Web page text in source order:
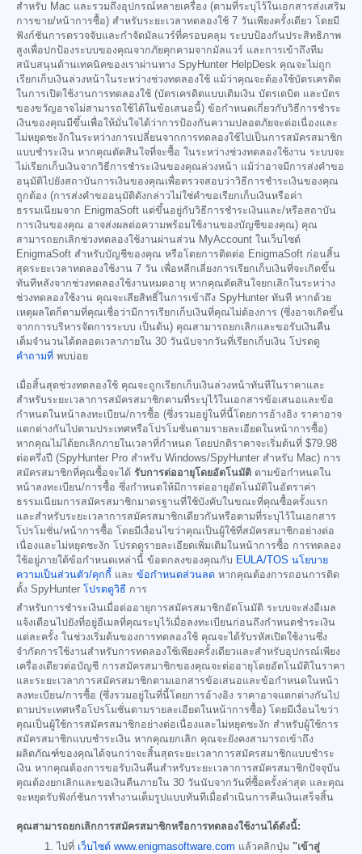
สำหรับ Mac และรวมถึงอุปกรณ์หลายเครื่อง (ตามที่ระบุไว้ในเอกสารส่งเสริม
การขาย/หน้าการซื้อ) สำหรับระยะเวลาทดลองใช้ 7 วันเพียงครั้งเดียว โดยมี
ฟังก์ชันการตรวจจับและกำจัดมัลแวร์ที่ครอบคลุม ระบบป้องกันประสิทธิภาพ
สูงเพื่อปกป้องระบบของคุณจากภัยคุกคามจากมัลแวร์ และการเข้าถึงทีม
สนับสนุนด้านเทคนิคของเราผ่านทาง SpyHunter HelpDesk คุณจะไม่ถูก
เรียกเก็บเงินล่วงหน้าในระหว่างช่วงทดลองใช้ แม้ว่าคุณจะต้องใช้บัตรเครดิต
ในการเปิดใช้งานการทดลองใช้ (บัตรเครดิตแบบเติมเงิน บัตรเดบิต และบัตร
ของขวัญอาจไม่สามารถใช้ได้ในข้อเสนอนี้) ข้อกำหนดเกี่ยวกับวิธีการชำระ
เงินของคุณมีขึ้นเพื่อให้มั่นใจได้ว่าการป้องกันความปลอดภัยจะต่อเนื่องและ
ไม่หยุดชะงักในระหว่างการเปลี่ยนจากการทดลองใช้ไปเป็นการสมัครสมาชิก
แบบชำระเงิน หากคุณตัดสินใจที่จะซื้อ ในระหว่างช่วงทดลองใช้งาน ระบบจะ
ไม่เรียกเก็บเงินจากวิธีการชำระเงินของคุณล่วงหน้า แม้ว่าอาจมีการส่งคำขอ
อนุมัติไปยังสถาบันการเงินของคุณเพื่อตรวจสอบว่าวิธีการชำระเงินของคุณ
ถูกต้อง (การส่งคำขออนุมัติดังกล่าวไม่ใช่คำขอเรียกเก็บเงินหรือค่า
ธรรมเนียมจาก EnigmaSoft แต่ขึ้นอยู่กับวิธีการชำระเงินและ/หรือสถาบัน
การเงินของคุณ อาจส่งผลต่อความพร้อมใช้งานของบัญชีของคุณ) คุณ
สามารถยกเลิกช่วงทดลองใช้งานผ่านส่วน MyAccount ในเว็บไซต์
EnigmaSoft สำหรับบัญชีของคุณ หรือโดยการติดต่อ EnigmaSoft ก่อนสิ้น
สุดระยะเวลาทดลองใช้งาน 7 วัน เพื่อหลีกเลี่ยงการเรียกเก็บเงินที่จะเกิดขึ้น
ทันทีหลังจากช่วงทดลองใช้งานหมดอายุ หากคุณตัดสินใจยกเลิกในระหว่าง
ช่วงทดลองใช้งาน คุณจะเสียสิทธิ์ในการเข้าถึง SpyHunter ทันที หากด้วย
เหตุผลใดก็ตามที่คุณเชื่อว่ามีการเรียกเก็บเงินที่คุณไม่ต้องการ (ซึ่งอาจเกิดขึ้น
จากการบริหารจัดการระบบ เป็นต้น) คุณสามารถยกเลิกและขอรับเงินคืน
เต็มจำนวนได้ตลอดเวลาภายใน 30 วันนับจากวันที่เรียกเก็บเงิน โปรดดู
คำถามที่ พบบ่อย
เมื่อสิ้นสุดช่วงทดลองใช้ คุณจะถูกเรียกเก็บเงินล่วงหน้าทันทีในราคาและ
สำหรับระยะเวลาการสมัครสมาชิกตามที่ระบุไว้ในเอกสารข้อเสนอและข้อ
กำหนดในหน้าลงทะเบียน/การซื้อ (ซึ่งรวมอยู่ในที่นี้โดยการอ้างอิง ราคาอาจ
แตกต่างกันไปตามประเทศหรือโปรโมชั่นตามรายละเอียดในหน้าการซื้อ)
หากคุณไม่ได้ยกเลิกภายในเวลาที่กำหนด โดยปกติราคาจะเริ่มต้นที่ $79.98
ต่อครึ่งปี (SpyHunter Pro สำหรับ Windows/SpyHunter สำหรับ Mac) การ
สมัครสมาชิกที่คุณซื้อจะได้ รับการต่ออายุโดยอัตโนมัติ ตามข้อกำหนดใน
หน้าลงทะเบียน/การซื้อ ซึ่งกำหนดให้มีการต่ออายุอัตโนมัติในอัตราค่า
ธรรมเนียมการสมัครสมาชิกมาตรฐานที่ใช้บังคับในขณะที่คุณซื้อครั้งแรก
และสำหรับระยะเวลาการสมัครสมาชิกเดียวกันหรือตามที่ระบุไว้ในเอกสาร
โปรโมชั่น/หน้าการซื้อ โดยมีเงื่อนไขว่าคุณเป็นผู้ใช้ที่สมัครสมาชิกอย่างต่อ
เนื่องและไม่หยุดชะงัก โปรดดูรายละเอียดเพิ่มเติมในหน้าการซื้อ การทดลอง
ใช้อยู่ภายใต้ข้อกำหนดเหล่านี้ ข้อตกลงของคุณกับ EULA/TOS นโยบาย
ความเป็นส่วนตัว/คุกกี้ และ ข้อกำหนดส่วนลด หากคุณต้องการถอนการติด
ตั้ง SpyHunter โปรดดูวิธี การ
สำหรับการชำระเงินเมื่อต่ออายุการสมัครสมาชิกอัตโนมัติ ระบบจะส่งอีเมล
แจ้งเตือนไปยังที่อยู่อีเมลที่คุณระบุไว้เมื่อลงทะเบียนก่อนถึงกำหนดชำระเงิน
แต่ละครั้ง ในช่วงเริ่มต้นของการทดลองใช้ คุณจะได้รับรหัสเปิดใช้งานซึ่ง
จำกัดการใช้งานสำหรับการทดลองใช้เพียงครั้งเดียวและสำหรับอุปกรณ์เพียง
เครื่องเดียวต่อบัญชี การสมัครสมาชิกของคุณจะต่ออายุโดยอัตโนมัติในราคา
และระยะเวลาการสมัครสมาชิกตามเอกสารข้อเสนอและข้อกำหนดในหน้า
ลงทะเบียน/การซื้อ (ซึ่งรวมอยู่ในที่นี้โดยการอ้างอิง ราคาอาจแตกต่างกันไป
ตามประเทศหรือโปรโมชั่นตามรายละเอียดในหน้าการซื้อ) โดยมีเงื่อนไขว่า
คุณเป็นผู้ใช้การสมัครสมาชิกอย่างต่อเนื่องและไม่หยุดชะงัก สำหรับผู้ใช้การ
สมัครสมาชิกแบบชำระเงิน หากคุณยกเลิก คุณจะยังคงสามารถเข้าถึง
ผลิตภัณฑ์ของคุณได้จนกว่าจะสิ้นสุดระยะเวลาการสมัครสมาชิกแบบชำระ
เงิน หากคุณต้องการขอรับเงินคืนสำหรับระยะเวลาการสมัครสมาชิกปัจจุบัน
คุณต้องยกเลิกและขอเงินคืนภายใน 30 วันนับจากวันที่ซื้อครั้งล่าสุด และคุณ
จะหยุดรับฟังก์ชันการทำงานเต็มรูปแบบทันทีเมื่อดำเนินการคืนเงินเสร็จสิ้น
คุณสามารถยกเลิกการสมัครสมาชิกหรือการทดลองใช้งานได้ดังนี้:
ไปที่ เว็บไซต์ www.enigmasoftware.com แล้วคลิกปุ่ม "เข้าสู่